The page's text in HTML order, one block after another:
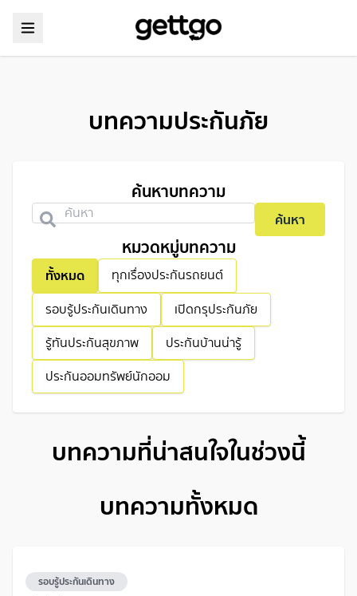
บทความประกันภัย
ค้นหาบทความ
ค้นหา
หมวดหมู่บทความ
ทั้งหมด
ทุกเรื่องประกันรถยนต์
รอบรู้ประกันเดินทาง
เปิดกรุประกันภัย
รู้ทันประกันสุขภาพ
ประกันบ้านน่ารู้
ประกันออมทรัพย์นักออม
บทความที่น่าสนใจในช่วงนี้
บทความทั้งหมด
รอบรู้ประกันเดินทาง